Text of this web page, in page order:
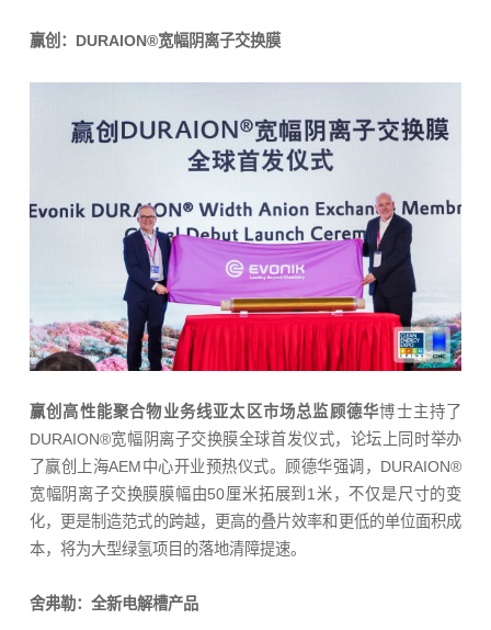
赢创：DURAION®宽幅阴离子交换膜
赢创高性能聚合物业务线亚太区市场总监顾德华博士主持了
DURAION®宽幅阴离子交换膜全球首发仪式，论坛上同时举办
了赢创上海AEM中心开业预热仪式。顾德华强调，DURAION®
宽幅阴离子交换膜膜幅由50厘米拓展到1米，不仅是尺寸的变
化，更是制造范式的跨越，更高的叠片效率和更低的单位面积成
本，将为大型绿氢项目的落地清障提速。
舍弗勒：全新电解槽产品